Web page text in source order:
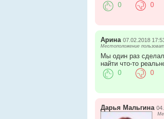
0 0
Арина 07.02.2018
Местоположение
Мы один раз
найти что-то
0 0
Дарья Мальгина